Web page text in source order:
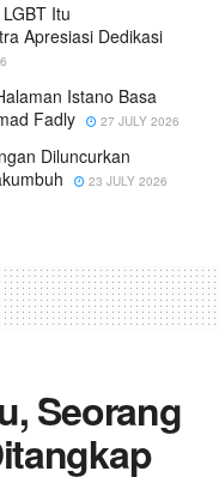
Itu
Apresiasi Dedikasi
Istano Basa
Fadly
27 JULY 2026
Diluncurkan
23 JULY 2026
Seorang